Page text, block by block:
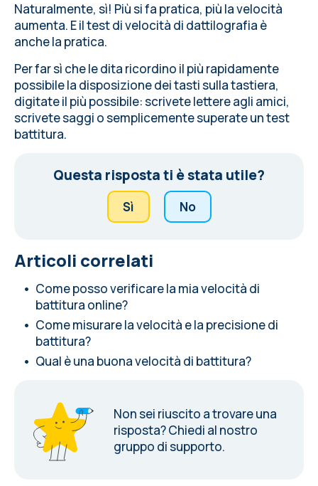
Naturalmente, sì! Più si fa pratica, più la velocità
aumenta. E il test di velocità di dattilografia è
anche la pratica.
Per far sì che le dita ricordino il più rapidamente
possibile la disposizione dei tasti sulla tastiera,
digitate il più possibile: scrivete lettere agli amici,
scrivete saggi o semplicemente superate un test
battitura.
Questa risposta ti è stata utile?
Sì No
Articoli correlati
Come posso verificare la mia velocità di
battitura online?
Come misurare la velocità e la precisione di
battitura?
Qual è una buona velocità di battitura?
Non sei riuscito a trovare una
risposta?Chiedi al nostro
gruppo di supporto.